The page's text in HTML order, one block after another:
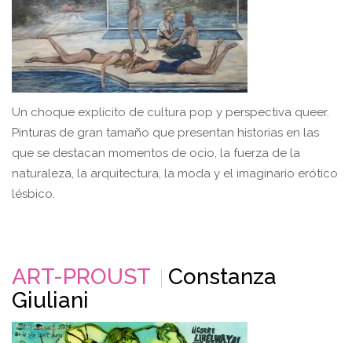
Un choque explícito de cultura pop y perspectiva queer.
Pinturas de gran tamaño que presentan historias en las
que se destacan momentos de ocio, la fuerza de la
naturaleza, la arquitectura, la moda y el imaginario erótico
lésbico.
ART-PROUST
Constanza
Giuliani